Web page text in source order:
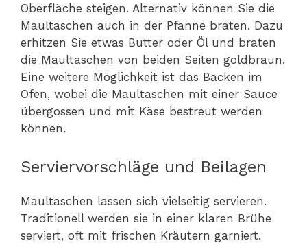
Oberfläche steigen. Alternativ können Sie die
Maultaschen auch in der Pfanne braten. Dazu
erhitzen Sie etwas Butter oder Öl und braten
die Maultaschen von beiden Seiten goldbraun.
Eine weitere Möglichkeit ist das Backen im
Ofen, wobei die Maultaschen mit einer Sauce
übergossen und mit Käse bestreut werden
können.
Serviervorschläge und Beilagen
Maultaschen lassen sich vielseitig servieren.
Traditionell werden sie in einer klaren Brühe
serviert, oft mit frischen Kräutern garniert.